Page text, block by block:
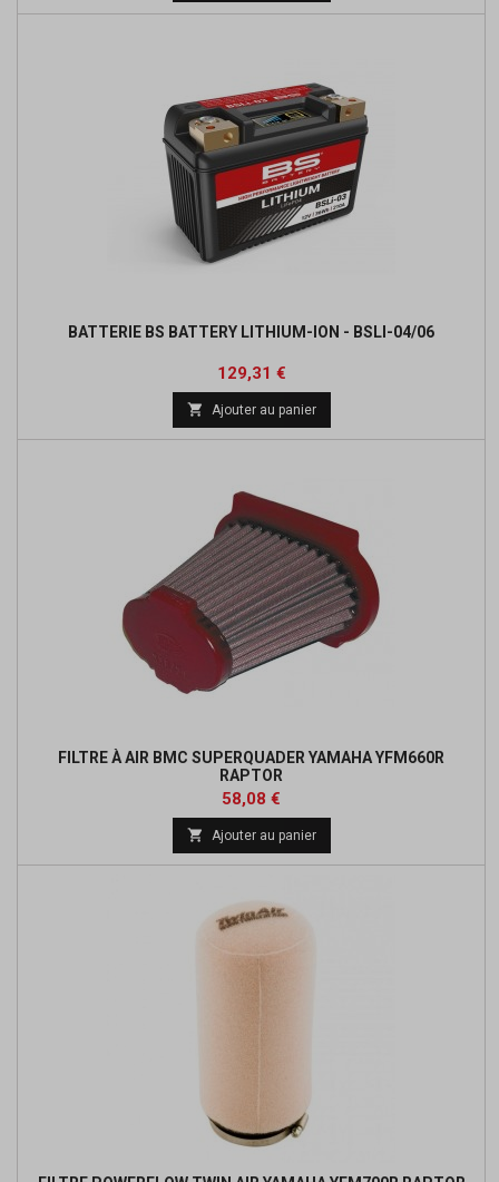
base
BATTERIE BS BATTERY LITHIUM-ION - BSLI-04/06
Prix
129,31 €Prix
de
base
 Ajouter au panier
FILTRE À AIR BMC SUPERQUADER YAMAHA YFM660R
RAPTOR
Prix
58,08 €
base
 Ajouter au panier